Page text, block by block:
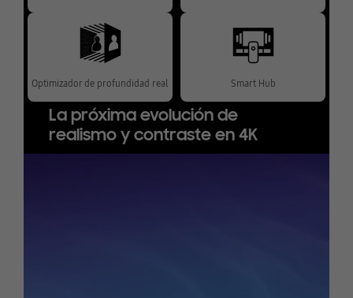
Optimizador de profundidad real Smart Hub
La próxima evolución de
realismo y contraste en 4K